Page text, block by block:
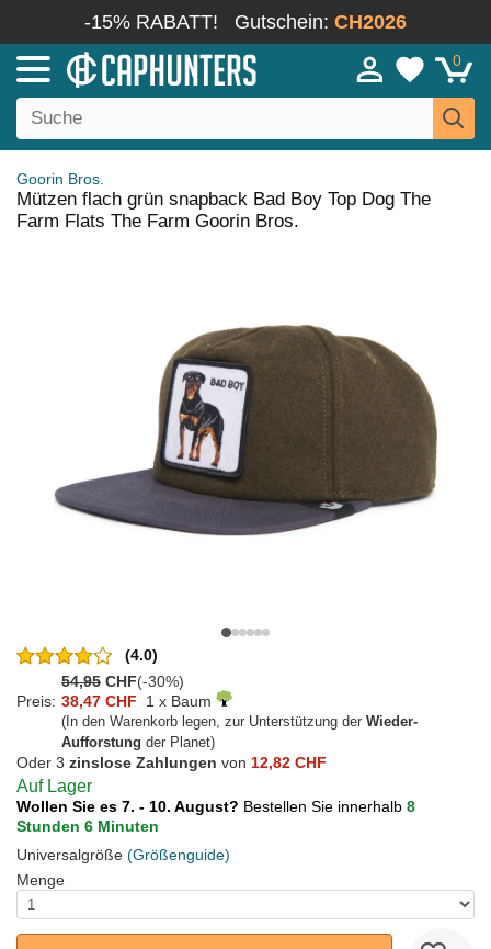
-15% RABATT! Gutschein: CH2026
0
Goorin Bros.
Mützen flach grün snapback Bad Boy Top Dog The
Farm Flats The Farm Goorin Bros.
(4.0)
54,95 CHF(-30%)
Preis: 38,47 CHF 1 x Baum
(In den Warenkorb legen, zur Unterstützung der Wieder-
Aufforstung der Planet)
Oder 3 zinslose Zahlungen von 12,82 CHF
Auf Lager
Wollen Sie es 7. - 10. August? Bestellen Sie innerhalb 8
Stunden 6 Minuten
Universalgröße (Größenguide)
Menge